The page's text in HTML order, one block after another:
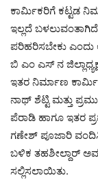
ಕಾರ್ಮಿಕರಿಗೆ ಕಟ್ಟಡ
ಇಲ್ಲದೆ
ಪರಿಹರಿಸಬೇಕು ಎಂದು
ಬಿ ಎಂ ಎಸ್ ನ
ಇತರ ನಿರ್ಮಾಣ
ನಾಥ್ ಶೆಟ್ಟಿ ಮತ್ತು
ಪೆರಾಡಿ ಹಾಗೂ ಇತರ
ಗಣೇಶ್ ಪೂಜಾರಿ
ಬಳಿಕ ತಹಶೀಲ್ದಾರ್
ಸಲ್ಲಿಸಲಾಯಿತು.